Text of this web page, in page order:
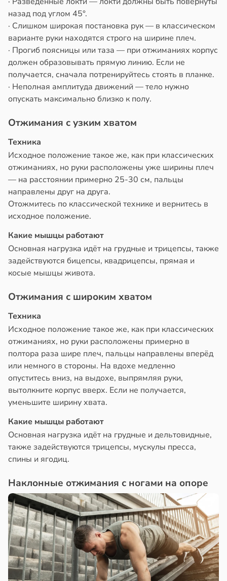
назад под углом 45°.
· Слишком широкая постановка рук — в классическом
варианте руки находятся строго на ширине плеч.
· Прогиб поясницы или таза — при отжиманиях корпус
должен образовывать прямую линию. Если не
получается, сначала потренируйтесь стоять в планке.
· Неполная амплитуда движений — тело нужно
опускать максимально близко к полу.
Отжимания с узким хватом
Техника
Исходное положение такое же, как при классических
отжиманиях, но руки расположены уже ширины плеч
— на расстоянии примерно 25-30 см, пальцы
направлены друг на друга.
Отожмитесь по классической технике и вернитесь в
исходное положение.
Какие мышцы работают
Основная нагрузка идёт на грудные и трицепсы, также
задействуются бицепсы, квадрицепсы, прямая и
косые мышцы живота.
Отжимания с широким хватом
Техника
Исходное положение такое же, как при классических
отжиманиях, но руки расположены примерно в
полтора раза шире плеч, пальцы направлены вперёд
или немного в стороны. На вдохе медленно
опуститесь вниз, на выдохе, выпрямляя руки,
вытолкните корпус вверх. Если не получается,
уменьшите ширину хвата.
Какие мышцы работают
Основная нагрузка идёт на грудные и дельтовидные,
также задействуются трицепсы, мускулы пресса,
спины и ягодиц.
Наклонные отжимания с ногами на опоре